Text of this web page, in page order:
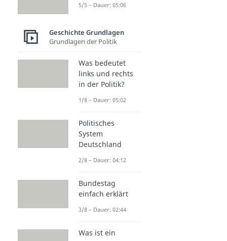
5/5 – Dauer: 05:06
Geschichte Grundlagen
Grundlagen der Politik
Was bedeutet
links und rechts
in der Politik?
1/8 – Dauer: 05:02
Politisches
System
Deutschland
2/8 – Dauer: 04:12
Bundestag
einfach erklärt
3/8 – Dauer: 02:44
Was ist ein